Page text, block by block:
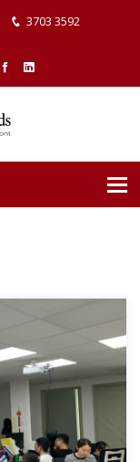
3703 3592